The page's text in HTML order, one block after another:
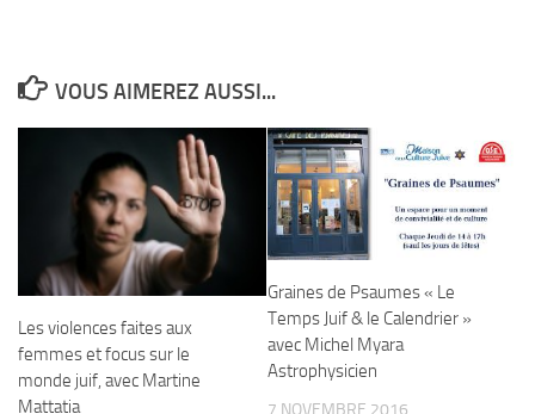
VOUS AIMEREZ AUSSI...
Les violences faites aux
femmes et focus sur le
monde juif, avec Martine
Mattatia
Graines de Psaumes « Le
Temps Juif & le Calendrier »
avec Michel Myara
Astrophysicien
7 NOVEMBRE 2016